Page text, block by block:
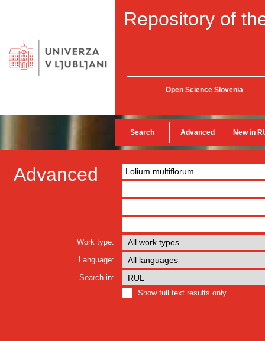
Repository of
Open Science Slovenia
Search Advanced New in
Advanced
Work type:
Language:
Search in:
Show full text results only